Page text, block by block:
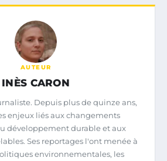
AUTEUR
INÈS CARON
Depuis plus de quinze ans,
enjeux liés aux changements
développement durable et aux
Ses reportages l'ont menée à
environnementales, les